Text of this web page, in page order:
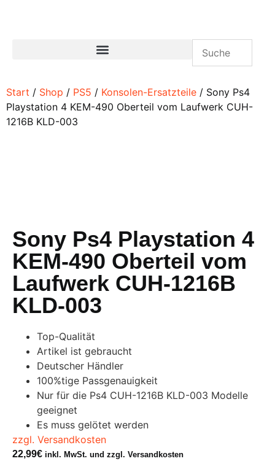
Start / Shop / PS5 / Konsolen-Ersatzteile / Sony Ps4
Playstation 4 KEM-490 Oberteil vom Laufwerk CUH-
1216B KLD-003
Sony Ps4 Playstation 4
KEM-490 Oberteil vom
Laufwerk CUH-1216B
KLD-003
Top-Qualität
Artikel ist gebraucht
Deutscher Händler
100%tige Passgenauigkeit
Nur für die Ps4 CUH-1216B KLD-003 Modelle
geeignet
Es muss gelötet werden
zzgl. Versandkosten
22,99€ inkl. MwSt. und zzgl. Versandkosten